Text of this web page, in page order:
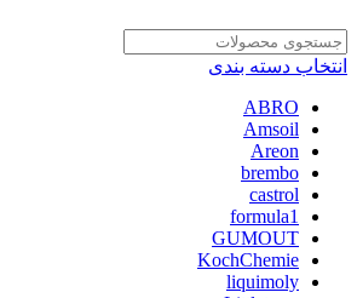
انتخاب دسته بندی
ABRO
Amsoil
Areon
brembo
castrol
formula1
GUMOUT
KochChemie
liquimoly